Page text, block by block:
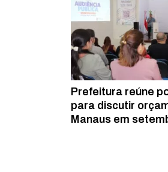
Prefeitura reúne
para discutir
Manaus em